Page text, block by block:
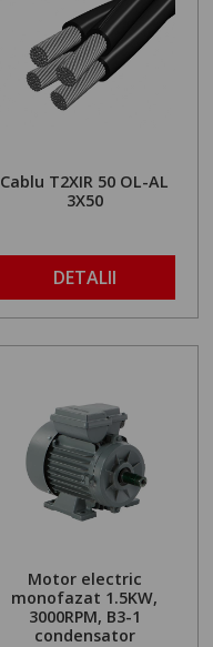
Cablu T2XIR 50 OL-AL
3X50
DETALII
Motor electric
monofazat 1.5KW,
3000RPM, B3-1
condensator